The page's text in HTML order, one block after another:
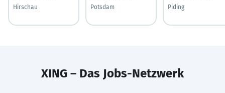
Hirschau
Potsdam
Piding
XING – Das Jobs-Netzwerk